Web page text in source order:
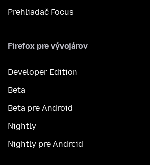
Prehliadač Focus
Firefox pre vývojárov
Developer Edition
Beta
Beta pre Android
Nightly
Nightly pre Android